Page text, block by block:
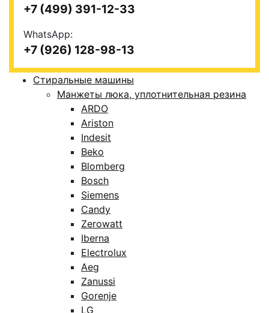
+7 (499) 391-12-33
WhatsApp:
+7 (926) 128-98-13
Стиральные машины
Манжеты люка, уплотнительная резина
ARDO
Ariston
Indesit
Beko
Blomberg
Bosch
Siemens
Candy
Zerowatt
Iberna
Electrolux
Aeg
Zanussi
Gorenje
LG